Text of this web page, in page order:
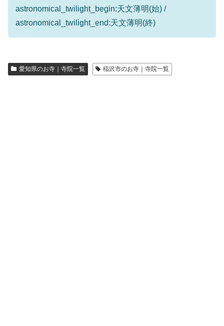
astronomical_twilight_begin:天文薄明(始) /
astronomical_twilight_end:天文薄明(終)
愛知県のお寺｜寺院一覧 稲沢市のお寺｜寺院一覧